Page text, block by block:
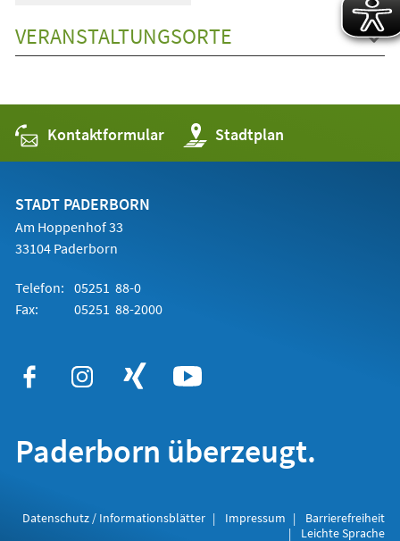
VERANSTALTUNGSORTE
Kontaktformular Stadtplan
(Öffnet
in
einem
STADT PADERBORN
Am Hoppenhof 33
33104 Paderborn
Telefon: 05251 88-0
Fax:
05251 88-2000
Paderborn überzeugt.
Datenschutz / Informationsblätter Impressum
Barrierefreiheit
Leichte Sprache